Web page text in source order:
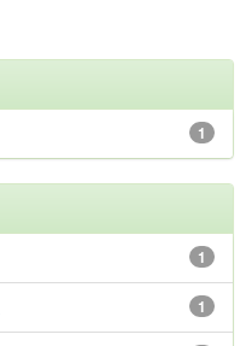
1
1
1